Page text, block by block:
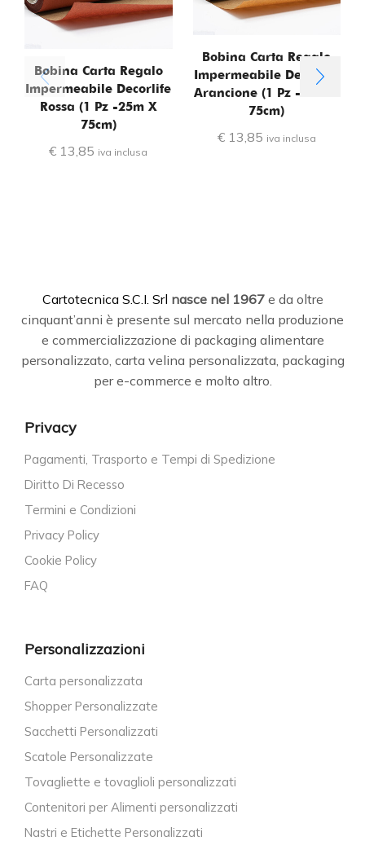
Bobina Carta Regalo
Impermeabile Decorlife
Rossa (1 Pz -25m X
75cm)
€ 13,85 iva inclusa
Bobina Carta Regalo
Impermeabile Decorlife
Arancione (1 Pz -25m X
75cm)
€13,85 iva inclusa
Cartotecnica S.C.I. Srl nasce nel 1967e da oltre
cinquant’anni è presente sul mercato nella produzione
e commercializzazione di packaging alimentare
personalizzato, carta velina personalizzata, packaging
per e-commerce e molto altro.
Privacy
Pagamenti, Trasporto e Tempi di Spedizione
Diritto Di Recesso
Termini e Condizioni
Privacy Policy
Cookie Policy
FAQ
Personalizzazioni
Carta personalizzata
Shopper Personalizzate
Sacchetti Personalizzati
Scatole Personalizzate
Tovagliette e tovaglioli personalizzati
Contenitori per Alimenti personalizzati
Nastri e Etichette Personalizzati